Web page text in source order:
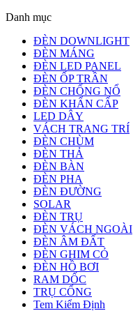
Danh mục
ĐÈN DOWNLIGHT
ĐÈN MÁNG
ĐÈN LED PANEL
ĐÈN ỐP TRẦN
ĐÈN CHỐNG NỔ
ĐÈN KHẨN CẤP
LED DÂY
VÁCH TRANG TRÍ
ĐÈN CHÙM
ĐÈN THẢ
ĐÈN BÀN
ĐÈN PHA
ĐÈN ĐƯỜNG
SOLAR
ĐÈN TRỤ
ĐÈN VÁCH NGOÀI
ĐÈN ÂM ĐẤT
ĐÈN GHIM CỎ
ĐÈN HỒ BƠI
RAM DỐC
TRỤ CỔNG
Tem Kiểm Định